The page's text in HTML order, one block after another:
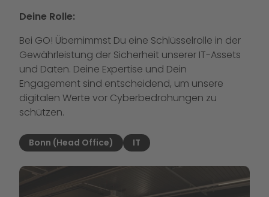
Deine Rolle:
Bei GO! Übernimmst Du eine Schlüsselrolle in der
Gewährleistung der Sicherheit unserer IT-Assets
und Daten. Deine Expertise und Dein
Engagement sind entscheidend, um unsere
digitalen Werte vor Cyberbedrohungen zu
schützen.
Bonn (Head Office) IT